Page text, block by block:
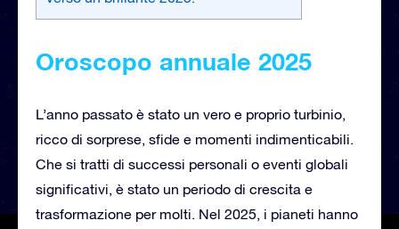
Oroscopo annuale 2025
L’anno passato è stato un vero e proprio turbinio,
ricco di sorprese, sfide e momenti indimenticabili.
Che si tratti di successi personali o eventi globali
significativi, è stato un periodo di crescita e
trasformazione per molti. Nel 2025, i pianeti hanno